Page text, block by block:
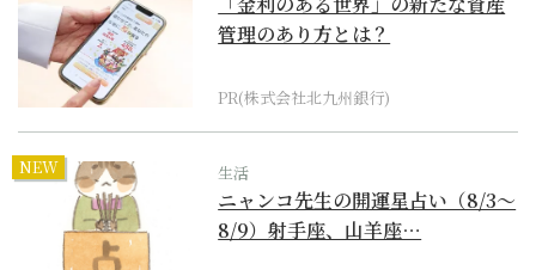
管理のあり方とは？
PR(株式会社北九州銀行)
NEW 生活
ニャンコ先生の開運星占い（8/3～
8/9）射手座、山羊座…